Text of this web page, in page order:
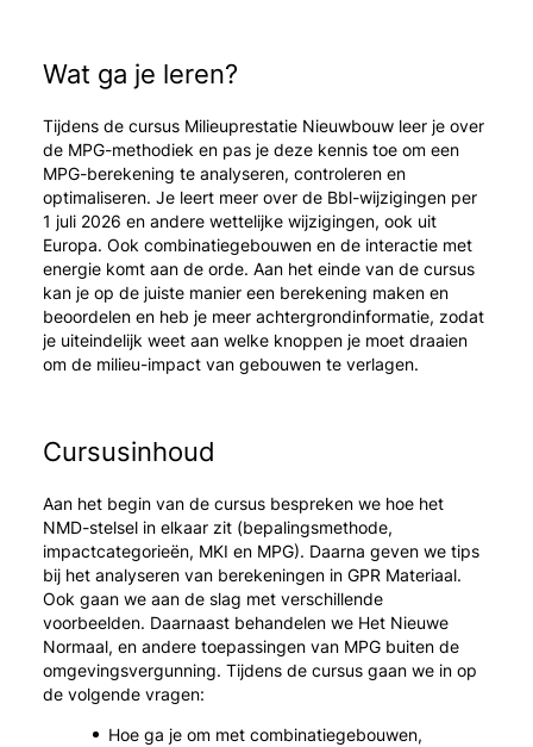
Wat ga je leren?
Tijdens de cursus Milieuprestatie Nieuwbouw leer je over
de MPG-methodiek en pas je deze kennis toe om een
MPG-berekening te analyseren, controleren en
optimaliseren. Je leert meer over de Bbl-wijzigingen per
1 juli 2026 en andere wettelijke wijzigingen, ook uit
Europa. Ook combinatiegebouwen en de interactie met
energie komt aan de orde. Aan het einde van de cursus
kan je op de juiste manier een berekening maken en
beoordelen en heb je meer achtergrondinformatie, zodat
je uiteindelijk weet aan welke knoppen je moet draaien
om de milieu-impact van gebouwen te verlagen.
Cursusinhoud
Aan het begin van de cursus bespreken we hoe het
NMD-stelsel in elkaar zit (bepalingsmethode,
impactcategorieën, MKI en MPG). Daarna geven we tips
bij het analyseren van berekeningen in GPR Materiaal.
Ook gaan we aan de slag met verschillende
voorbeelden. Daarnaast behandelen we Het Nieuwe
Normaal, en andere toepassingen van MPG buiten de
omgevingsvergunning. Tijdens de cursus gaan we in op
de volgende vragen:
Hoe ga je om met combinatiegebouwen,